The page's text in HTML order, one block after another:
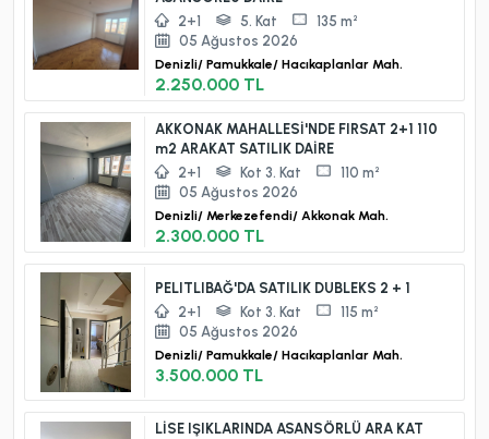
2+1
5. Kat
135 m²
05 Ağustos 2026
Denizli/ Pamukkale/ Hacıkaplanlar Mah.
2.250.000 TL
AKKONAK MAHALLESİ'NDE FIRSAT 2+1 110
m2 ARAKAT SATILIK DAİRE
2+1
Kot 3. Kat
110 m²
05 Ağustos 2026
Denizli/ Merkezefendi/ Akkonak Mah.
2.300.000 TL
PELITLIBAĞ'DA SATILIK DUBLEKS 2 + 1
2+1
Kot 3. Kat
115 m²
05 Ağustos 2026
Denizli/ Pamukkale/ Hacıkaplanlar Mah.
3.500.000 TL
LİSE IŞIKLARINDA ASANSÖRLÜ ARA KAT